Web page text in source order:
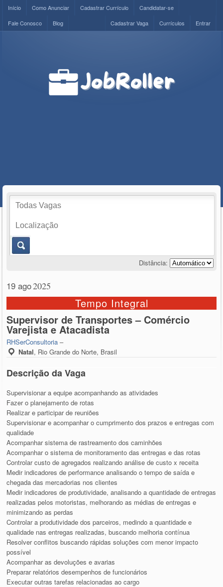
Início Como Anunciar Cadastrar Currículo
Candidatar-se
Fale Conosco
Blog Entrar
Currículos
Cadastrar Vaga
Distância:
19 ago2025
Tempo Integral
Supervisor de Transportes – Comércio
Varejista e Atacadista
RHSerConsultoria –
Natal, Rio Grande do Norte, Brasil
Descrição da Vaga
Supervisionar a equipe acompanhando as atividades
Fazer o planejamento de rotas
Realizar e participar de reuniões
Supervisionar e acompanhar o cumprimento dos prazos e entregas com
qualidade
Acompanhar sistema de rastreamento dos caminhões
Acompanhar o sistema de monitoramento das entregas e das rotas
Controlar custo de agregados realizando análise de custo x receita
Medir indicadores de performance analisando o tempo de saída e
chegada das mercadorias nos clientes
Medir indicadores de produtividade, analisando a quantidade de entregas
realizadas pelos motoristas, melhorando as médias de entregas e
minimizando as perdas
Controlar a produtividade dos parceiros, medindo a quantidade e
qualidade nas entregas realizadas, buscando melhoria contínua
Resolver conflitos buscando rápidas soluções com menor impacto
possível
Acompanhar as devoluções e avarias
Preparar relatórios desempenhos de funcionários
Executar outras tarefas relacionadas ao cargo